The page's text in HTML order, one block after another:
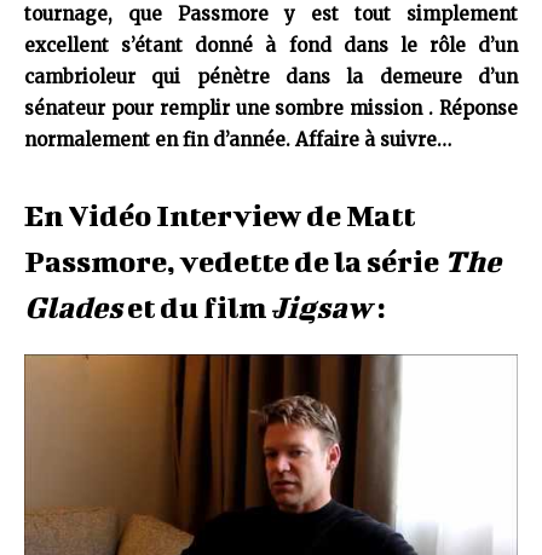
tournage, que Passmore y est tout simplement
excellent s’étant donné à fond dans le rôle d’un
cambrioleur qui pénètre dans la demeure d’un
sénateur pour remplir une sombre mission . Réponse
normalement en fin d’année. Affaire à suivre…
En Vidéo Interview de Matt
Passmore, vedette de la série The
Gladeset du filmJigsaw: